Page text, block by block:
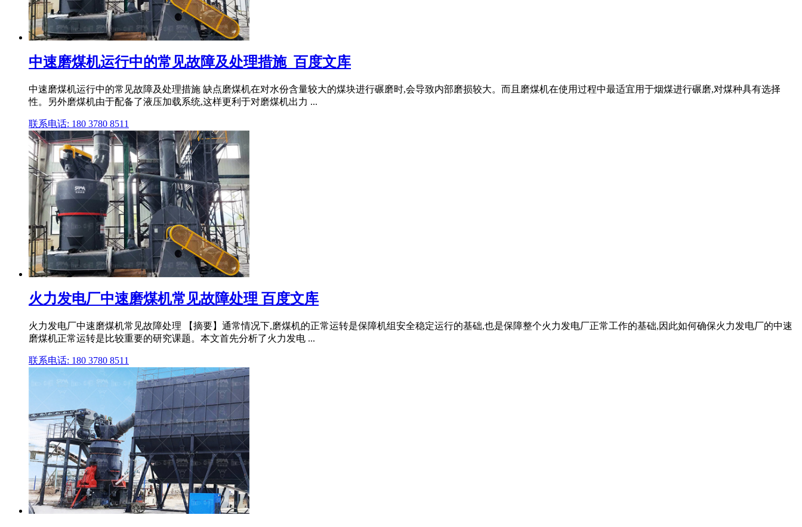
中速磨煤机运行中的常见故障及处理措施_百度文库
中速磨煤机运行中的常见故障及处理措施 缺点磨煤机在对水份含量较大的煤块进行碾磨时,会导致内部磨损较大。而且磨煤机在使用过程中最适宜用于烟煤进行碾磨,对煤种具有选择
性。另外磨煤机由于配备了液压加载系统,这样更利于对磨煤机出力 ...
联系电话: 180 3780 8511
火力发电厂中速磨煤机常见故障处理 百度文库
火力发电厂中速磨煤机常见故障处理 【摘要】通常情况下,磨煤机的正常运转是保障机组安全稳定运行的基础,也是保障整个火力发电厂正常工作的基础,因此如何确保火力发电厂的中速
磨煤机正常运转是比较重要的研究课题。本文首先分析了火力发电 ...
联系电话: 180 3780 8511